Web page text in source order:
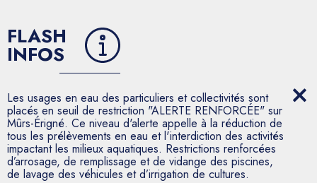
FLASH
INFOS
Les usages en eau des particuliers et collectivités sont
placés en seuil de restriction "ALERTE RENFORCÉE" sur
Mûrs-Érigné. Ce niveau d'alerte appelle à la réduction de
tous les prélèvements en eau et l'interdiction des activités
impactant les milieux aquatiques. Restrictions renforcées
d’arrosage, de remplissage et de vidange des piscines,
de lavage des véhicules et d’irrigation de cultures.